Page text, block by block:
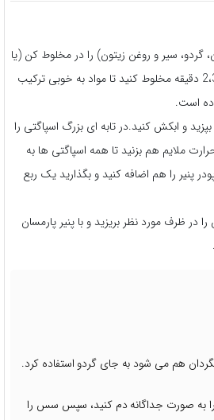
گردو، سیر و روغن زیتون) را در مخلوط کن (یا
غذاساز) بریزید و به مدت 2،3 دقیقه مخلوط کنید تا مواد به خوبی ترکیب
است.
و ابکش کنید.در تابه ای بزرگ اسپاگتی را
ملایم هم بزنید تا همه اسپاگتی ها به
پنیر را هم اضافه کنید و بگذارید یک ربع
در ظرف مورد نظر بریزید و با پنیر پارمسان
هم می شود به جای گردو استفاده کرد.
به صورت جداگانه دم کنید، سپس سس را